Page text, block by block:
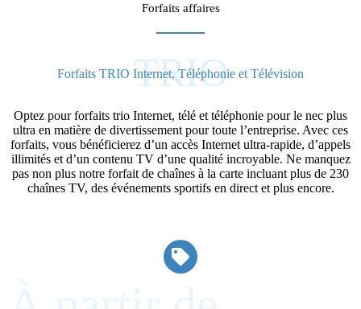
Forfaits affaires​
Forfaits TRIO Internet, Téléphonie et Télévision
TRIO
Optez pour forfaits trio Internet, télé et téléphonie pour le nec plus
ultra en matière de divertissement pour toute l’entreprise. Avec ces
forfaits, vous bénéficierez d’un accès Internet ultra-rapide, d’appels
illimités et d’un contenu TV d’une qualité incroyable. Ne manquez
pas non plus notre forfait de chaînes à la carte incluant plus de 230
chaînes TV, des événements sportifs en direct et plus encore.